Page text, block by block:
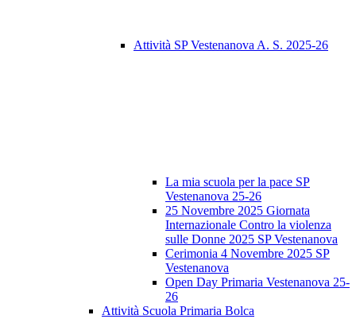
Attività SP Vestenanova A. S. 2025-26
La mia scuola per la pace SP
Vestenanova 25-26
25 Novembre 2025 Giornata
Internazionale Contro la violenza
sulle Donne 2025 SP Vestenanova
Cerimonia 4 Novembre 2025 SP
Vestenanova
Open Day Primaria Vestenanova 25-
26
Attività Scuola Primaria Bolca